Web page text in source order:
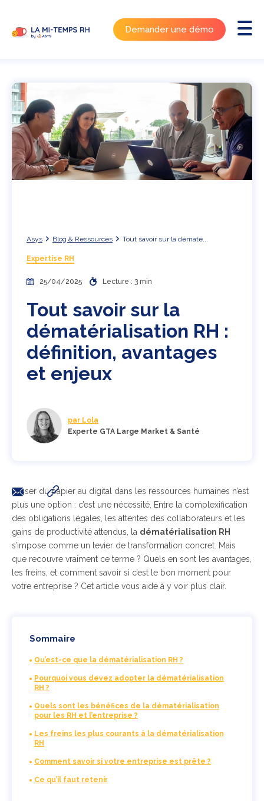
Demander une démo
Asys Blog & Ressources Tout savoir sur la dématé...
Expertise RH
25/04/2025 Lecture : 3 min
Tout savoir sur la
dématérialisation RH :
définition, avantages
et enjeux
par Lola
Experte GTA Large Market & Santé
Passer du papier au digital dans les ressources humaines n’est
plus une option : c’est une nécessité. Entre la complexification
des obligations légales, les attentes des collaborateurs et les
gains de productivité attendus, la dématérialisation RH
s’impose comme un levier de transformation concret. Mais
que recouvre vraiment ce terme ? Quels en sont les avantages,
les freins, et comment savoir si c’est le bon moment pour
votre entreprise ? Cet article vous aide à y voir plus clair.
Sommaire
Qu’est-ce que la dématérialisation RH ?
Pourquoi vous devez adopter la dématérialisation
RH ?
Quels sont les bénéfices de la dématérialisation
pour les RH et l’entreprise ?
Les freins les plus courants à la dématérialisation
RH
Comment savoir si votre entreprise est prête ?
Ce qu’il faut retenir